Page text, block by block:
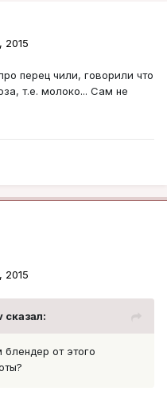
2015
перец чили, говорили что
т.е. молоко... Сам не
2015
от этого